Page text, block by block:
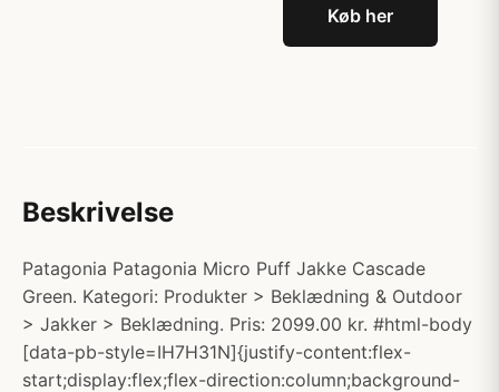
Køb her
Beskrivelse
Patagonia Patagonia Micro Puff Jakke Cascade
Green. Kategori: Produkter > Beklædning & Outdoor
> Jakker > Beklædning. Pris: 2099.00 kr. #html-body
[data-pb-style=IH7H31N]{justify-content:flex-
start;display:flex;flex-direction:column;background-